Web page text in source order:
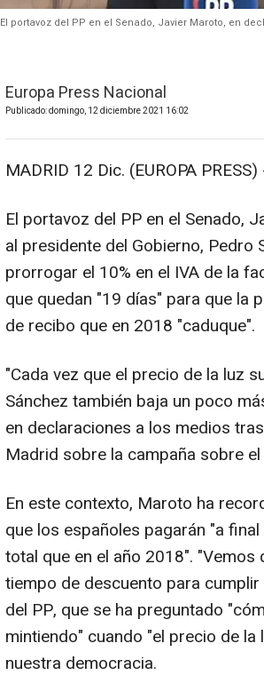
El portavoz del PP en el Senado, Javier Maroto, en
Europa Press Nacional
Publicado: domingo, 12 diciembre 2021 16:02
MADRID 12 Dic. (EUROPA PRESS)
El portavoz del PP en el Senado,
al presidente del Gobierno, Pedro
prorrogar el 10% en el IVA de la
que quedan "19 días" para que la
de recibo que en 2018 "caduque".
"Cada vez que el precio de la luz
Sánchez también baja un poco
en declaraciones a los medios
Madrid sobre la campaña sobre
En este contexto, Maroto ha
que los españoles pagarán "a
total que en el año 2018". "Vemos
tiempo de descuento para
del PP, que se ha preguntado
mintiendo" cuando "el precio de
nuestra democracia.